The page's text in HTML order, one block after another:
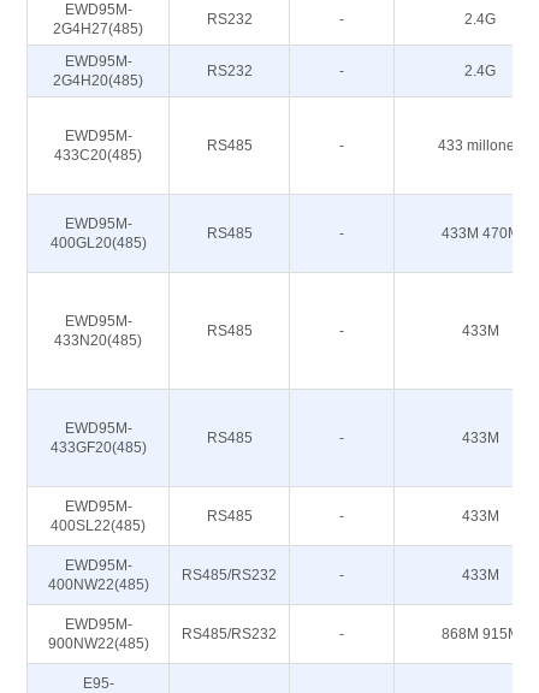
EWD95M-
2G4H27(485)
RS232 - 2.4G
EWD95M-
2G4H20(485)
RS232 - 2.4G
EWD95M-
433C20(485)
RS485 - 433 millones
EWD95M-
400GL20(485)
RS485 - 433M 470M
EWD95M-
433N20(485)
RS485 - 433M
EWD95M-
433GF20(485)
RS485 - 433M
EWD95M-
400SL22(485)
RS485 - 433M
EWD95M-
400NW22(485)
RS485/RS232 - 433M
EWD95M-
900NW22(485)
RS485/RS232 - 868M 915M
E95-